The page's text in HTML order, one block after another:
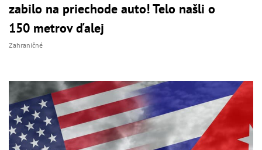
zabilo na priechode auto! Telo našli o
150 metrov ďalej
Zahraničné